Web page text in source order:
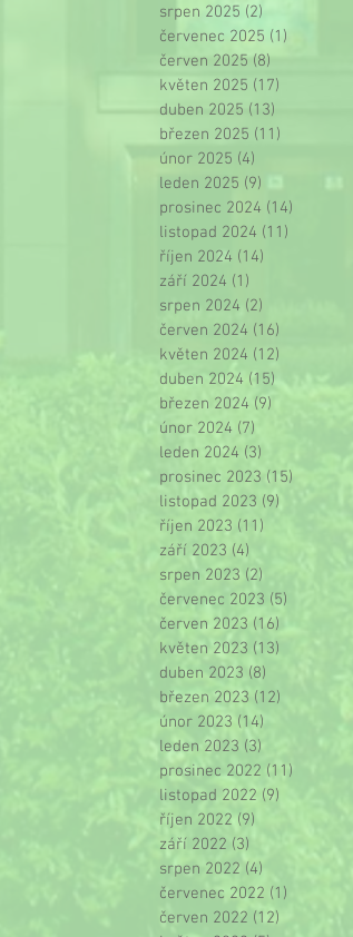
srpen 2025 (2)
červenec 2025 (1)
červen 2025 (8)
květen 2025 (17)
duben 2025 (13)
březen 2025 (11)
únor 2025 (4)
leden 2025 (9)
prosinec 2024 (14)
listopad 2024 (11)
říjen 2024 (14)
září 2024 (1)
srpen 2024 (2)
červen 2024 (16)
květen 2024 (12)
duben 2024 (15)
březen 2024 (9)
únor 2024 (7)
leden 2024 (3)
prosinec 2023 (15)
listopad 2023 (9)
říjen 2023 (11)
září 2023 (4)
srpen 2023 (2)
červenec 2023 (5)
červen 2023 (16)
květen 2023 (13)
duben 2023 (8) 8 příspěvků
březen 2023 (12)
únor 2023 (14) 14 příspěvků
leden 2023 (3) 3 příspěvky
prosinec 2022 (11)
listopad 2022 (9)
říjen 2022 (9)
září 2022 (3)
srpen 2022 (4)
červenec 2022 (1)
červen 2022 (12)